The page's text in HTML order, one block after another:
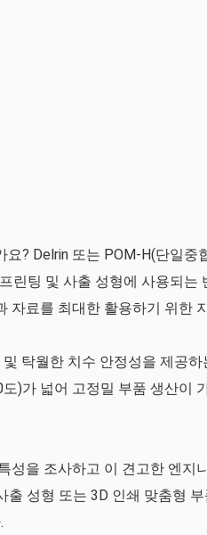
요? Delrin 또는 POM-H(단일
린팅 및 사출 성형에 사용되
자료를 최대한 활용하기 위한
탁월한 치수 안정성을 제공
)가 넓어 고정밀 부품 생산이
성을 조사하고 이 견고한 엔지
출 성형 또는 3D 인쇄 맞춤형